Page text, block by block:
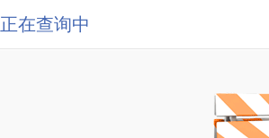
正在查询中